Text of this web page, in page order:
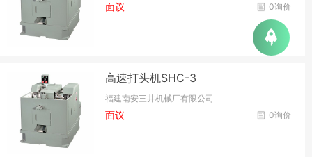
0询价
面议
高速打头机SHC-3
福建南安三井机械厂有限公司
0询价
面议